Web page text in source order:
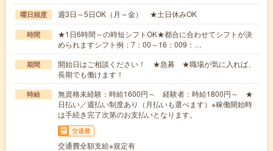
曜日頻度 週3日～5日OK（月～金） ★土日休みOK
時間
★1日6時間～の時短シフトOK★都合に合わせてシフトが決
められますシフト例：7：00～16：009：…
期間
開始日はご相談ください！ ★急募 ★職場が気に入れば、
長期でも働けます！
時給
無資格未経験：時給1600円～ 経験者：時給1800円～ ★
日払い／週払い制度あり（月払いも選べます）※稼働開始時
は手続き完了次第のお支払いとなります。
交通費
交通費全額支給※規定有